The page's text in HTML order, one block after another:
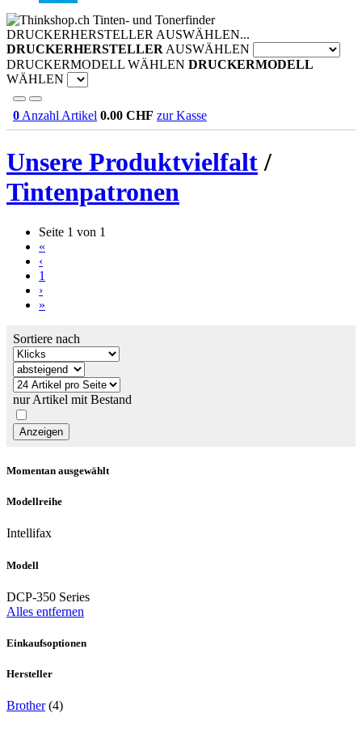
Tinten- und Tonerfinder
DRUCKERHERSTELLER AUSWÄHLEN...
DRUCKERHERSTELLER AUSWÄHLEN
DRUCKERMODELL WÄHLEN DRUCKERMODELL
WÄHLEN
0 Anzahl Artikel 0.00 CHF zur Kasse
Unsere Produktvielfalt/
Tintenpatronen
Seite 1 von 1
«
‹
1
›
»
Sortiere nach
nur Artikel mit Bestand
Momentan ausgewählt
Modellreihe
Intellifax
Modell
DCP-350 Series
Alles entfernen
Einkaufsoptionen
Hersteller
Brother(4)